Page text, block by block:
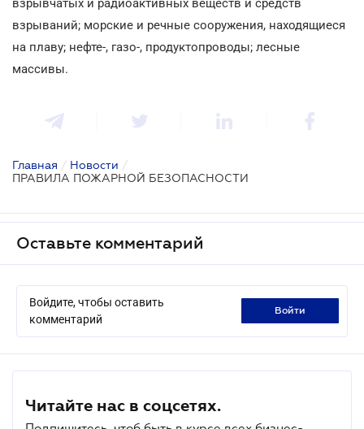
взрывчатых и радиоактивных веществ и средств
взрываний; морские и речные сооружения, находящиеся
на плаву; нефте-, газо-, продуктопроводы; лесные
массивы.
Главная / Новости /
ПРАВИЛА ПОЖАРНОЙ БЕЗОПАСНОСТИ
Оставьте комментарий
Войдите, чтобы оставить
комментарий
войти
Читайте нас в соцсетях.